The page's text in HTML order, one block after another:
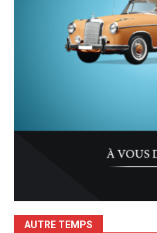
AUTRE TEMPS